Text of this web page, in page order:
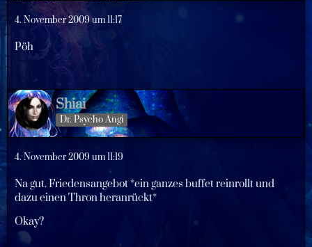
4. November 2009 um 11:17
Pöh
Shiai
Dr. Psycho Angi
4. November 2009 um 11:19
Na gut. Friedensangebot *ein ganzes buffet reinrollt und
dazu einen Thron heranrückt*
Okay?